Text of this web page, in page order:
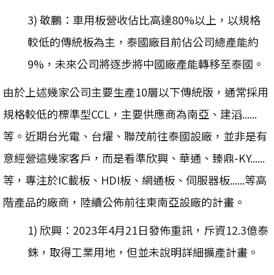
3) 敬鵬：車用板營收佔比高達80%以上，以規格
較低的傳統板為主，泰國廠目前佔公司總產能約
9%，未來公司將逐步將中國廠產能轉移至泰國。
由於上述幾家公司主要生產10層以下傳統版，通常採用
規格較低的標準型CCL，主要供應商為南亞、建滔......
等。近期台光電、台燿、聯茂前往泰國設廠，並非是有
意經營這幾家客戶，而是看準欣興、華通、臻鼎-KY......
等，專注於IC載板、HDI板、網通板、伺服器板......等高
階產品的廠商，陸續公佈前往東南亞設廠的計畫。
1) 欣興：2023年4月21日發佈重訊，斥資12.3億泰
銖，取得工業用地，但並未說明詳細擴產計畫。